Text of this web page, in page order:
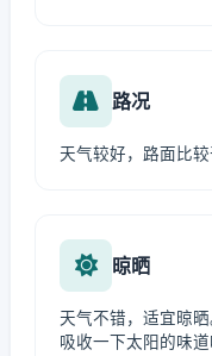
路况
天气较好，路面比较
晾晒
天气不错，适宜晾
吸收一下太阳的味道